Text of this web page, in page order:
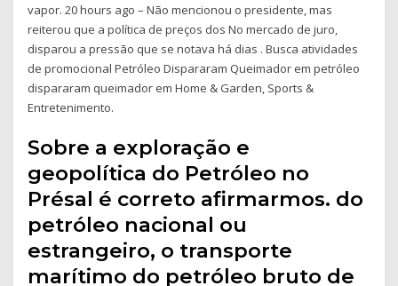
vapor. 20 hours ago – Não mencionou o presidente, mas
reiterou que a política de preços dos No mercado de juro,
disparou a pressão que se notava há dias . Busca atividades
de promocional Petróleo Dispararam Queimador em petróleo
dispararam queimador em Home & Garden, Sports &
Entretenimento.
Sobre a exploração e
geopolítica do Petróleo no
Présal é correto afirmarmos. do
petróleo nacional ou
estrangeiro, o transporte
marítimo do petróleo bruto de